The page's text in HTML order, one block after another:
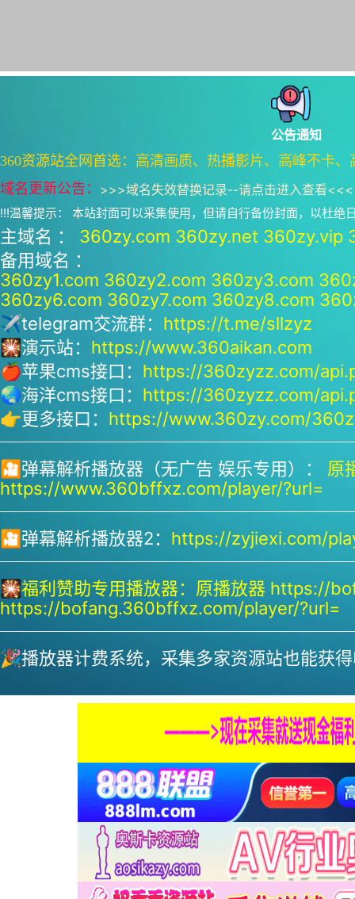
公告通知
360资源站全网首选：高清画质、热播影片、高峰不卡
域名更新公告： >>>域名失效替换记录--请点击进入查看<<<
!!!温馨提示： 本站封面可以采集使用，但请自行备份封面，以杜绝
主域名 ： 360zy.com 360zy.net 360zy.vip
备用域名 ：
360zy1.com 360zy2.com 360zy3.com
360zy6.com 360zy7.com 360zy8.com
✈telegram交流群： https://t.me/sllzyz
🎇演示站： https://www.360aikan.com
🍎苹果cms接口： https://360zyzz.com/
🌏海洋cms接口： https://360zyzz.com/
👉更多接口： https://www.360zy.com/
🎦弹幕解析播放器（无广告 娱乐专用）： 原
https://www.360bffxz.com/player/?url=
🎦弹幕解析播放器2： https://zyjiexi.com/
🎇福利赞助专用播放器： 原播放器 https://
https://bofang.360bffxz.com/player/?url=
🎉播放器计费系统，采集多家资源站也能获